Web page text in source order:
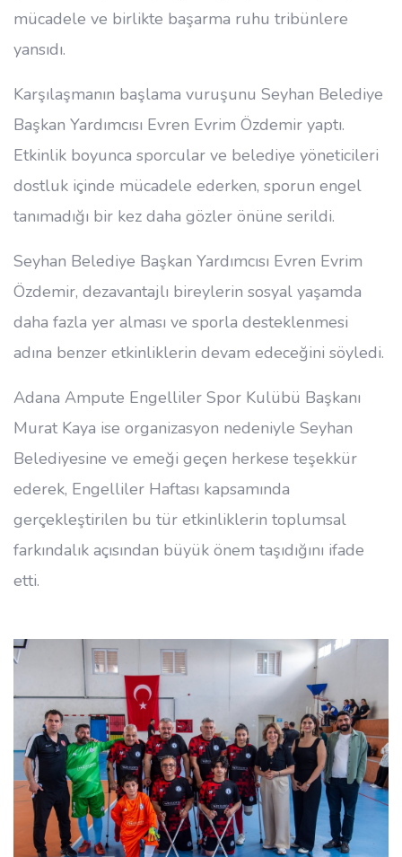
mücadele ve birlikte başarma ruhu tribünlere
yansıdı.
Karşılaşmanın başlama vuruşunu Seyhan Belediye
Başkan Yardımcısı Evren Evrim Özdemir yaptı.
Etkinlik boyunca sporcular ve belediye yöneticileri
dostluk içinde mücadele ederken, sporun engel
tanımadığı bir kez daha gözler önüne serildi.
Seyhan Belediye Başkan Yardımcısı Evren Evrim
Özdemir, dezavantajlı bireylerin sosyal yaşamda
daha fazla yer alması ve sporla desteklenmesi
adına benzer etkinliklerin devam edeceğini söyledi.
Adana Ampute Engelliler Spor Kulübü Başkanı
Murat Kaya ise organizasyon nedeniyle Seyhan
Belediyesine ve emeği geçen herkese teşekkür
ederek, Engelliler Haftası kapsamında
gerçekleştirilen bu tür etkinliklerin toplumsal
farkındalık açısından büyük önem taşıdığını ifade
etti.